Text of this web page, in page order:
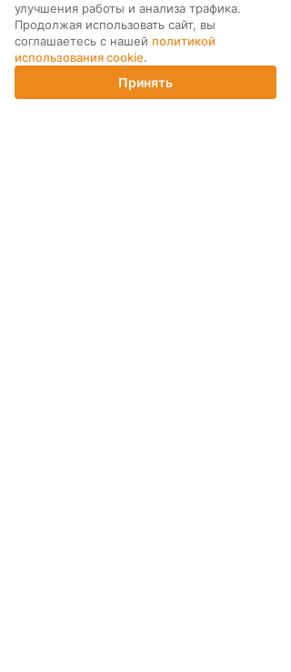
Как заказать
Доставка
Корзина
улучшения работы и анализа трафика.
Продолжая использовать сайт, вы
соглашаетесь с нашей политикой
использования cookie.
Принять